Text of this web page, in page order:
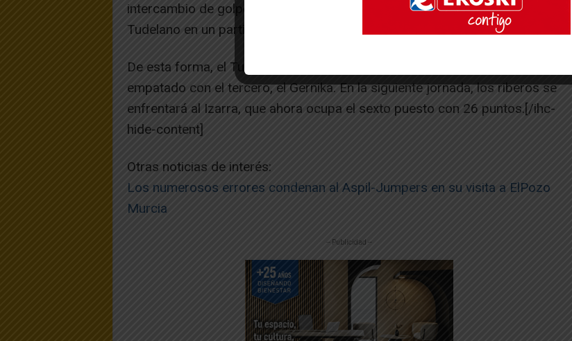
intercambio de golpes eléctrico. De esta forma, se escapaba la victoria al
Tudelano en un partido vibrante.
De esta forma, el Tudelano se situó en cuarto lugar con 28 puntos,
empatado con el tercero, el Gernika. En la siguiente jornada, los riberos se
enfrentará al Izarra, que ahora ocupa el sexto puesto con 26 puntos.[/ihc-
hide-content]
Otras noticias de interés:
Los numerosos errores condenan al Aspil-Jumpers en su visita a ElPozo
Murcia
-- Publicidad --